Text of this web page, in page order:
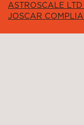
ASTROSCALE
JOSCAR